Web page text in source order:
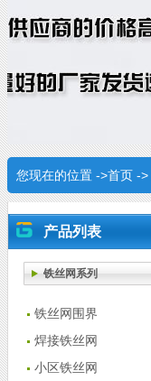
您现在的位置 ->首页 ->
产品列表
铁丝网系列
铁丝网围界
焊接铁丝网
小区铁丝网